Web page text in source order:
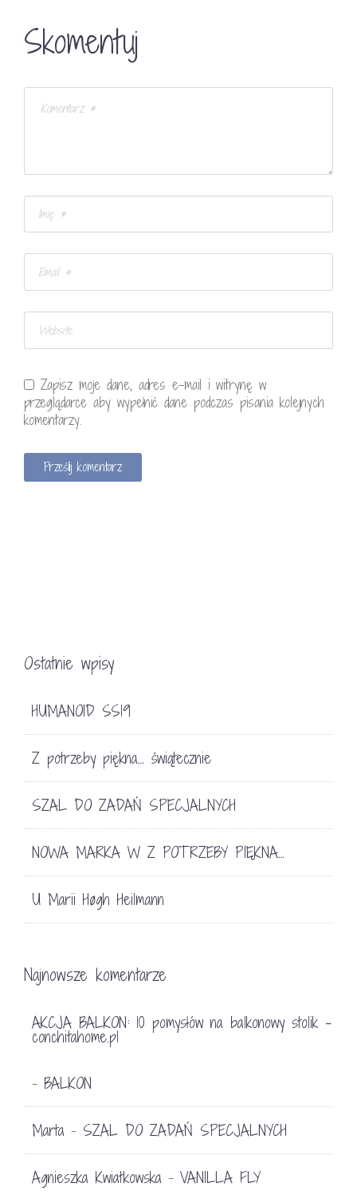
Skomentuj
Zapisz moje dane, adres e-mail i witrynę w
przeglądarce aby wypełnić dane podczas pisania kolejnych
komentarzy.
Ostatnie wpisy
HUMANOID SS19
Z potrzeby piękna… świątecznie
SZAL DO ZADAŃ SPECJALNYCH
NOWA MARKA W Z POTRZEBY PIĘKNA…
U Marii Høgh Heilmann
Najnowsze komentarze
AKCJA BALKON: 10 pomysłów na balkonowy stolik -
conchitahome.pl
- BALKON
Marta - SZAL DO ZADAŃ SPECJALNYCH
Agnieszka Kwiatkowska - VANILLA FLY